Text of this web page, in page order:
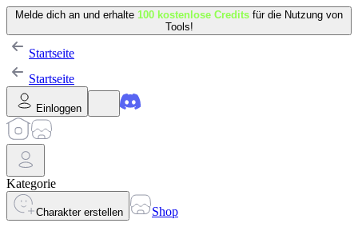
Melde dich an und erhalte 100 kostenlose Credits für die Nutzung von
Tools!
Startseite
Startseite
Einloggen
Kategorie
Charakter erstellen
Shop